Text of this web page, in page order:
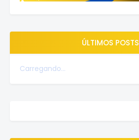
ÚLTIMOS POSTS
Carregando...